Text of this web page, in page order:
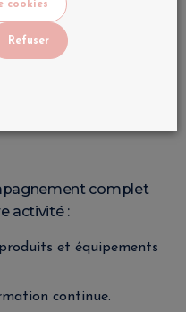
:Limes, pinceaux,
complet
activité :
et équipements
continue.
cookies
Refuser